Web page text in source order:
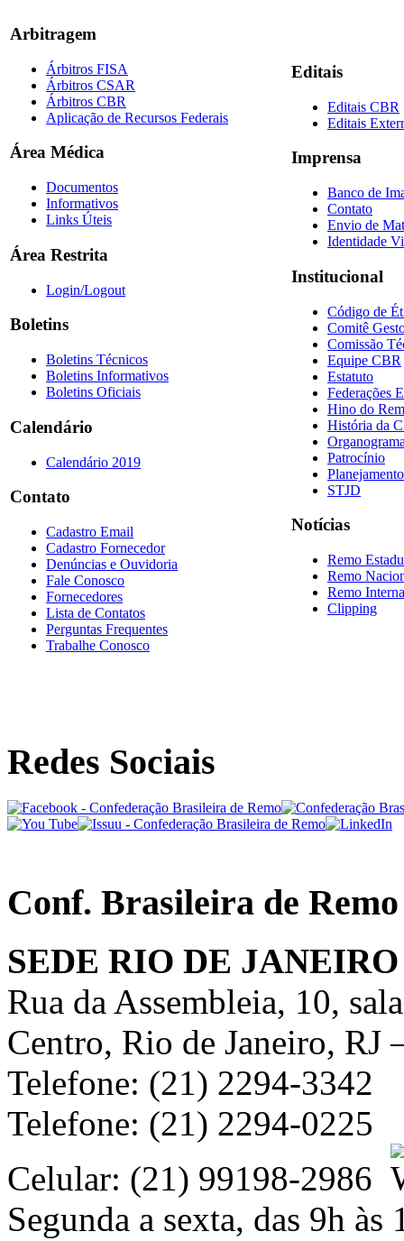
Arbitragem
Árbitros FISA
Árbitros CSAR
Árbitros CBR
Aplicação de Recursos Federais
Área Médica
Documentos
Informativos
Links Úteis
Área Restrita
Login/Logout
Boletins
Boletins Técnicos
Boletins Informativos
Boletins Oficiais
Calendário
Calendário 2019
Contato
Cadastro Email
Cadastro Fornecedor
Denúncias e Ouvidoria
Fale Conosco
Fornecedores
Lista de Contatos
Perguntas Frequentes
Trabalhe Conosco
Editais
Editais CBR
Editais
Imprensa
Banco de
Contato
Envio de
Identidade
Institucional
Código de
Comitê
Comissão
Equipe CBR
Estatuto
Federações
Hino do
História da
Patrocínio
STJD
Notícias
Remo
Remo
Remo
Clipping
Redes Sociais
Conf. Brasileira de Remo
SEDE RIO DE JANEIRO
Rua da Assembleia, 10,
Centro, Rio de Janeiro, RJ
Telefone: (21) 2294-3342
Telefone: (21) 2294-0225
Celular: (21) 99198-2986
Segunda a sexta, das 9h às